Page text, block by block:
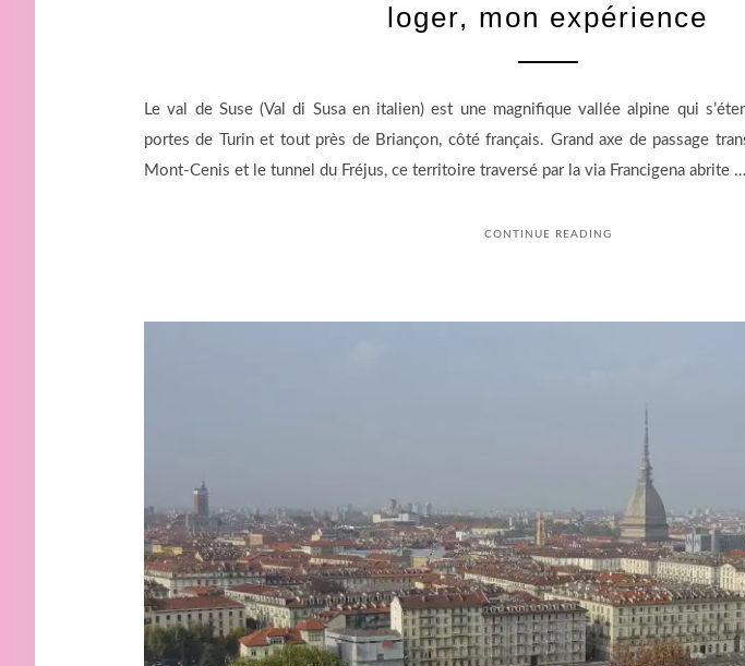
loger, mon expérience
Le val de Suse (Val di Susa en italien) est une magnifique vallée alpine qui
portes de Turin et tout près de Briançon, côté français. Grand axe de passage
Mont-Cenis et le tunnel du Fréjus, ce territoire traversé par la via Francigena abrite …
CONTINUE READING